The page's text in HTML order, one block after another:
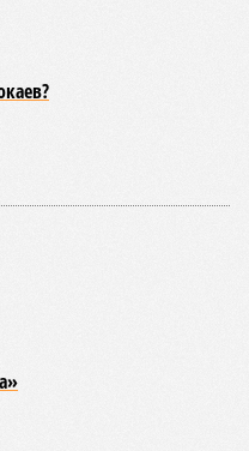
вплоть до
Флегрейские поля в
со счетов. Равно
вулканические
с засухой и
Тут в группе
Ближний Восток,
и Африки к югу от
чаще и чаще,
статистику; сотни
тысяч – гибнут.
ещё и в том, что
сельское хозяйство
инфраструктуру.